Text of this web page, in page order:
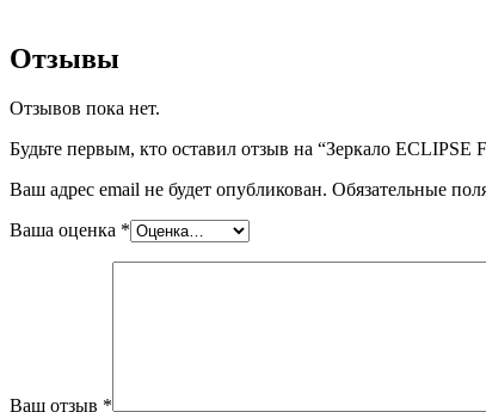
Отзывы
Отзывов пока нет.
Будьте первым, кто оставил отзыв на “Зеркало ECLIPSE
Ваш адрес email не будет опубликован. Обязательные
Ваша оценка *
Ваш отзыв *